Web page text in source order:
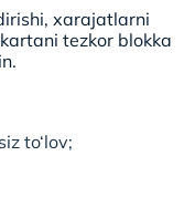
xarajatlarni
tezkor blokka
to‘lov;